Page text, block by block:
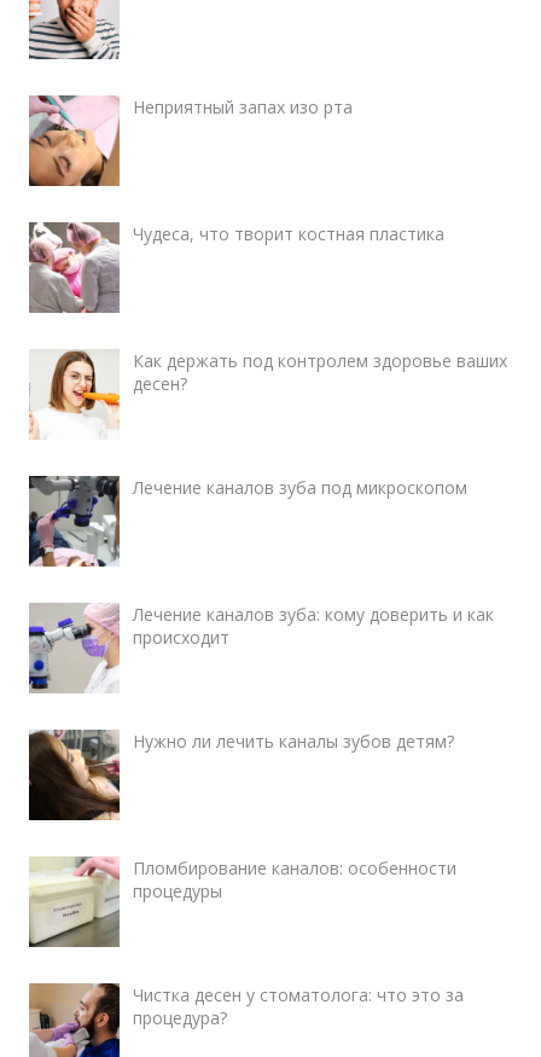
Неприятный запах изо рта
Чудеса, что творит костная пластика
Как держать под контролем здоровье ваших
десен?
Лечение каналов зуба под микроскопом
Лечение каналов зуба: кому доверить и как
происходит
Нужно ли лечить каналы зубов детям?
Пломбирование каналов: особенности
процедуры
Чистка десен у стоматолога: что это за
процедура?